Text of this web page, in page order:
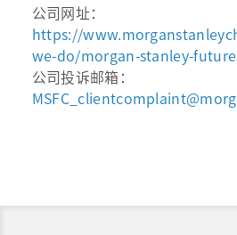
公司网址：
https://
we-do/morgan-stanley-
公司投诉邮箱：